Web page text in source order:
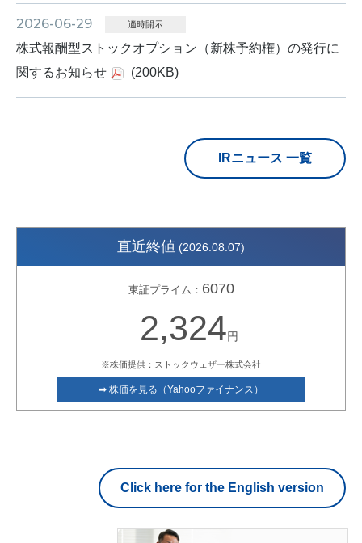
株式報酬型ストックオプション（新株予約権）の発行に
関するお知らせ
(200KB)
2026-06-29 適時開示
IRニュース 一覧
直近終値 (2026.08.07)
東証プライム： 6070
2,324円
※株価提供：ストックウェザー株式会社
➡ 株価を見る（Yahooファイナンス）
Click here for the English version